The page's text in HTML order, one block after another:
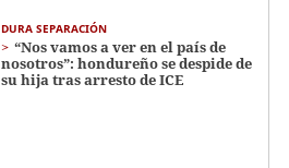
DURA SEPARACIÓN
“Nos vamos a ver en el país de
nosotros”: hondureño se despide de
su hija tras arresto de ICE